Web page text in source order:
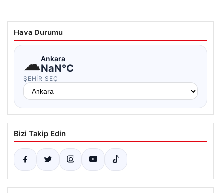
Hava Durumu
☁Ankara
NaN°C
ŞEHIR SEÇ
Bizi Takip Edin